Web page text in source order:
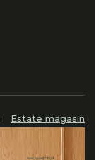
Estate magasin